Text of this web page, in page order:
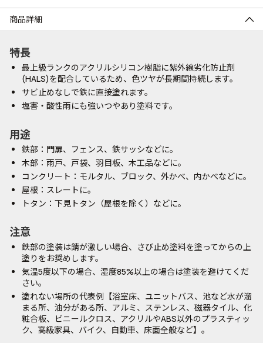
商品詳細
特長
最上級ランクのアクリルシリコン樹脂に紫外線劣化防止剤
(HALS)を配合しているため、色ツヤが長期間持続します。
サビ止めなしで鉄に直接塗れます。
塩害・酸性雨にも強いつやあり塗料です。
用途
鉄部：門扉、フェンス、鉄サッシなどに。
木部：雨戸、戸袋、羽目板、木工品などに。
コンクリート：モルタル、ブロック、外かべ、内かべなどに。
屋根：スレートに。
トタン：下見トタン（屋根を除く）などに。
注意
鉄部の塗装は錆が激しい場合、さび止め塗料を塗ってからの上
塗りをお奨めします。
気温5度以下の場合、湿度85%以上の場合は塗装を避けてくだ
さい。
塗れない場所の代表例【浴室床、ユニットバス、池など水が溜
まる所、油分がある所、アルミ、ステンレス、磁器タイル、化
粧合板、ビニールクロス、アクリルやABS以外のプラスティッ
ク、高級家具、バイク、自動車、床面全般など】。